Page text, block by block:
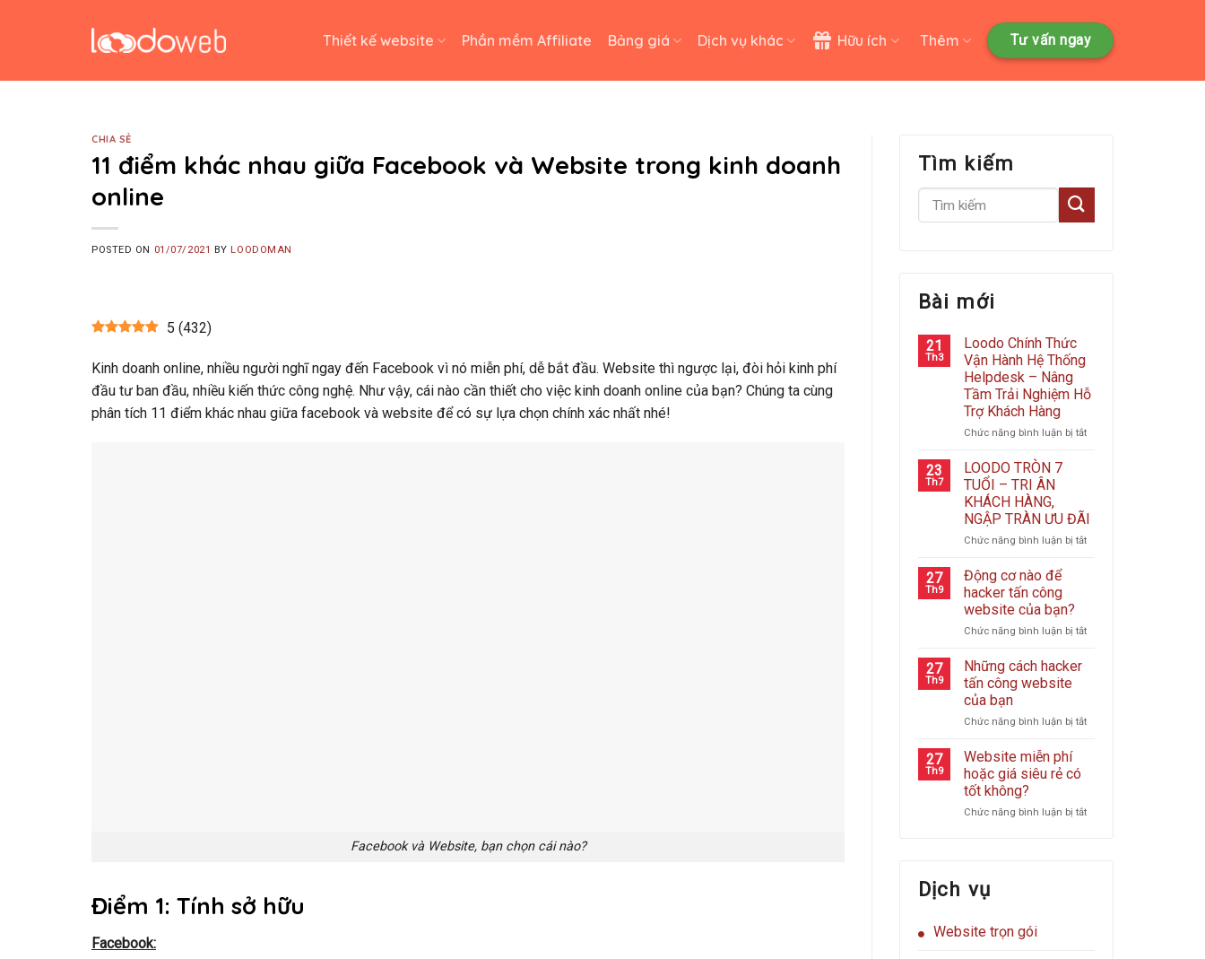
Thiết kế website Phần mềm Affiliate Bảng giá Dịch vụ khác Hữu ích Thêm Tư vấn ngay
CHIA SẺ
11 điểm khác nhau giữa Facebook và Website trong kinh doanh
online
POSTED ON 01/07/2021 BY LOODOMAN
5 (432)
Kinh doanh online, nhiều người nghĩ ngay đến Facebook vì nó miễn phí, dễ bắt đầu. Website thì ngược lại, đòi hỏi kinh phí
đầu tư ban đầu, nhiều kiến thức công nghệ. Như vậy, cái nào cần thiết cho việc kinh doanh online của bạn? Chúng ta cùng
phân tích 11 điểm khác nhau giữa facebook và website để có sự lựa chọn chính xác nhất nhé!
Facebook và Website, bạn chọn cái nào?
Điểm 1: Tính sở hữu
Facebook:
Tìm kiếm
Bài mới
21
Th3
Loodo Chính Thức
Vận Hành Hệ Thống
Helpdesk – Nâng
Tầm Trải Nghiệm Hỗ
Trợ Khách Hàng
Chức năng bình luận bị tắtở
Hệ
Thống
Nghiệm
23
Th7
LOODO TRÒN 7
TUỔI – TRI ÂN
KHÁCH HÀNG,
NGẬP TRÀN ƯU ĐÃI
Chức năng bình luận bị tắtở
TRI
ƯU
27
Th9
Động cơ nào để
hacker tấn công
website của bạn?
Chức năng bình luận bị tắtở
tấn
27
Th9
Những cách hacker
tấn công website
của bạn
Chức năng bình luận bị tắtở
website
27
Th9
Website miễn phí
hoặc giá siêu rẻ có
tốt không?
Chức năng bình luận bị tắtở
Dịch vụ
Website trọn gói